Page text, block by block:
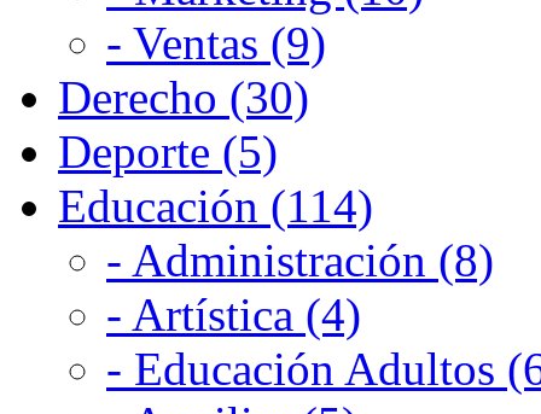
- Ventas (9)
Derecho (30)
Deporte (5)
Educación (114)
- Administración (8)
- Artística (4)
- Educación Adultos